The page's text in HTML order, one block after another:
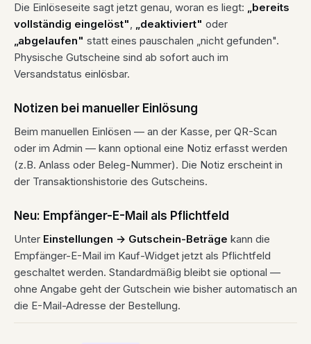
Die Einlöseseite sagt jetzt genau, woran es liegt: „bereits
vollständig eingelöst", „deaktiviert" oder
„abgelaufen" statt eines pauschalen „nicht gefunden".
Physische Gutscheine sind ab sofort auch im
Versandstatus einlösbar.
Notizen bei manueller Einlösung
Beim manuellen Einlösen — an der Kasse, per QR-Scan
oder im Admin — kann optional eine Notiz erfasst werden
(z.B. Anlass oder Beleg-Nummer). Die Notiz erscheint in
der Transaktionshistorie des Gutscheins.
Neu: Empfänger-E-Mail als Pflichtfeld
Unter Einstellungen → Gutschein-Beträge kann die
Empfänger-E-Mail im Kauf-Widget jetzt als Pflichtfeld
geschaltet werden. Standardmäßig bleibt sie optional —
ohne Angabe geht der Gutschein wie bisher automatisch an
die E-Mail-Adresse der Bestellung.